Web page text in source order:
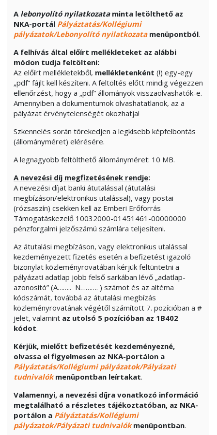
A lebonyolító nyilatkozataminta letölthető az
NKA-portál Pályáztatás/Kollégiumi
pályázatok/Lebonyolító nyilatkozatamenüpontból.
A felhívás által előírt mellékleteket az alábbi
módon tudja feltölteni:
Az előírt mellékletekből, mellékletenként (!) egy-egy
„pdf” fájlt kell készíteni. A feltöltés előtt mindig végezzen
ellenőrzést, hogy a „pdf” állományok visszaolvashatók-e.
Amennyiben a dokumentumok olvashatatlanok, az a
pályázat érvénytelenségét okozhatja!
Szkennelés során törekedjen a legkisebb képfelbontás
(állományméret) elérésére.
A legnagyobb feltölthető állományméret: 10 MB.
A nevezési díj megfizetésének rendje:
A nevezési díjat banki átutalással (átutalási
megbízáson/elektronikus utalással), vagy postai
(rózsaszín) csekken kell az Emberi Erőforrás
Támogatáskezelő 10032000-01451461-00000000
pénzforgalmi jelzőszámú számlára teljesíteni.
Az átutalási megbízáson, vagy elektronikus utalással
kezdeményezett fizetés esetén a befizetést igazoló
bizonylat közleményrovatában kérjük feltüntetni a
pályázati adatlap jobb felső sarkában lévő „adatlap-
azonosító” (A…….. N………. ) számot és az altéma
kódszámát, továbbá az átutalási megbízás
közleményrovatának végétől számított 7. pozícióban a #
jelet, valamint az utolsó 5 pozícióban az 1B402
kódot.
Kérjük, mielőtt befizetését kezdeményezné,
olvassa el figyelmesen az NKA-portálon a
Pályáztatás/Kollégiumi pályázatok/Pályázati
tudnivalók menüpontban leírtakat.
Valamennyi, a nevezési díjra vonatkozó információ
megtalálható a részletes tájékoztatóban, az NKA-
portálon a Pályáztatás/Kollégiumi
pályázatok/Pályázati tudnivalók menüpontban.